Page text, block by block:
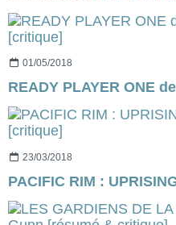
01/05/2018
23/03/2018